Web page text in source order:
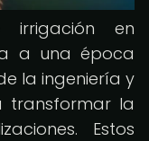
irrigación en
a una época
la ingeniería y
transformar la
Estos